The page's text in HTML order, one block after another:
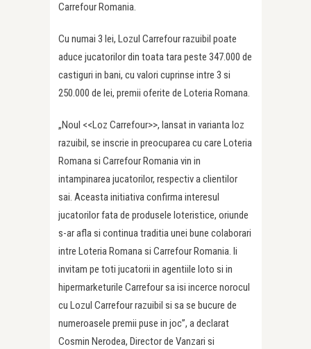
Carrefour Romania.
Cu numai 3 lei, Lozul Carrefour razuibil poate
aduce jucatorilor din toata tara peste 347.000 de
castiguri in bani, cu valori cuprinse intre 3 si
250.000 de lei, premii oferite de Loteria Romana.
„Noul <<Loz Carrefour>>, lansat in varianta loz
razuibil, se inscrie in preocuparea cu care Loteria
Romana si Carrefour Romania vin in
intampinarea jucatorilor, respectiv a clientilor
sai. Aceasta initiativa confirma interesul
jucatorilor fata de produsele loteristice, oriunde
s-ar afla si continua traditia unei bune colaborari
intre Loteria Romana si Carrefour Romania. Ii
invitam pe toti jucatorii in agentiile loto si in
hipermarketurile Carrefour sa isi incerce norocul
cu Lozul Carrefour razuibil si sa se bucure de
numeroasele premii puse in joc”, a declarat
Cosmin Nerodea, Director de Vanzari si